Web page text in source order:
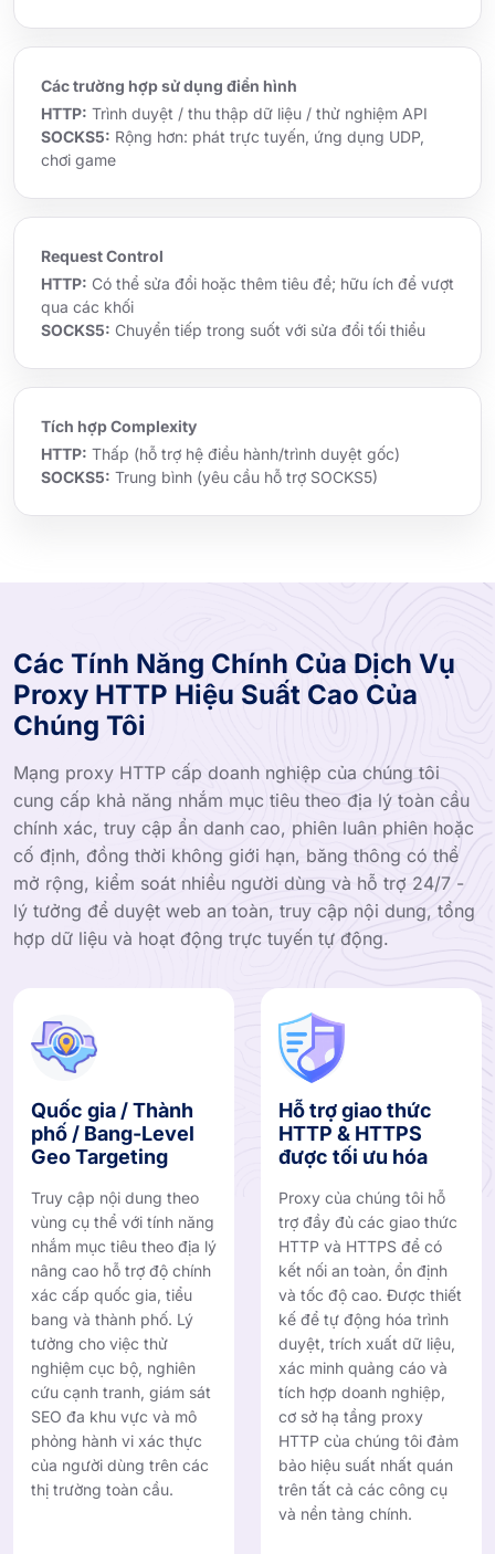
Các trường hợp sử dụng điển hình
HTTP: Trình duyệt / thu thập dữ liệu / thử nghiệm API
SOCKS5: Rộng hơn: phát trực tuyến, ứng dụng UDP,
chơi game
Request Control
HTTP: Có thể sửa đổi hoặc thêm tiêu đề; hữu ích để vượt
qua các khối
SOCKS5: Chuyển tiếp trong suốt với sửa đổi tối thiểu
Tích hợp Complexity
HTTP: Thấp (hỗ trợ hệ điều hành/trình duyệt gốc)
SOCKS5: Trung bình (yêu cầu hỗ trợ SOCKS5)
Các Tính Năng Chính Của Dịch Vụ
Proxy HTTP Hiệu Suất Cao Của
Chúng Tôi
Mạng proxy HTTP cấp doanh nghiệp của chúng tôi
cung cấp khả năng nhắm mục tiêu theo địa lý toàn cầu
chính xác, truy cập ẩn danh cao, phiên luân phiên hoặc
cố định, đồng thời không giới hạn, băng thông có thể
mở rộng, kiểm soát nhiều người dùng và hỗ trợ 24/7 -
lý tưởng để duyệt web an toàn, truy cập nội dung, tổng
hợp dữ liệu và hoạt động trực tuyến tự động.
Quốc gia / Thành
phố / Bang-Level
Geo Targeting
Truy cập nội dung theo
vùng cụ thể với tính năng
nhắm mục tiêu theo địa lý
nâng cao hỗ trợ độ chính
xác cấp quốc gia, tiểu
bang và thành phố. Lý
tưởng cho việc thử
nghiệm cục bộ, nghiên
cứu cạnh tranh, giám sát
SEO đa khu vực và mô
phỏng hành vi xác thực
của người dùng trên các
thị trường toàn cầu.
Hỗ trợ giao thức
HTTP & HTTPS
được tối ưu hóa
Proxy của chúng tôi hỗ
trợ đầy đủ các giao thức
HTTP và HTTPS để có
kết nối an toàn, ổn định
và tốc độ cao. Được thiết
kế để tự động hóa trình
duyệt, trích xuất dữ liệu,
xác minh quảng cáo và
tích hợp doanh nghiệp,
cơ sở hạ tầng proxy
HTTP của chúng tôi đảm
bảo hiệu suất nhất quán
trên tất cả các công cụ
và nền tảng chính.